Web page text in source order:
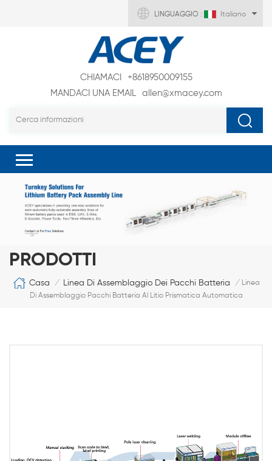
LINGUAGGIO : Italiano
CHIAMACI
+8618950009155
MANDACI UNA EMAIL
allen@xmacey.com
PRODOTTI
Casa / Linea Di Assemblaggio Dei Pacchi Batteria / Linea
Di Assemblaggio Pacchi Batteria Al Litio Prismatica Automatica